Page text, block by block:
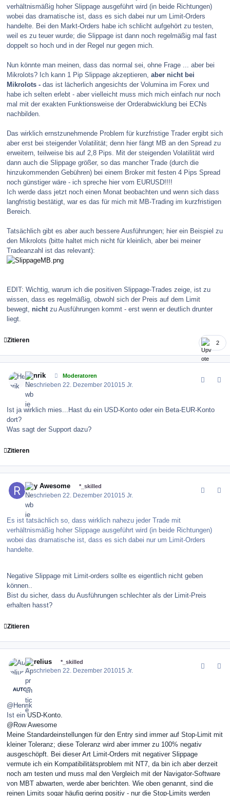
verhältnismäßig hoher Slippage ausgeführt wird (in beide Richtungen)
wobei das dramatische ist, dass es sich dabei nur um Limit-Orders
handelte. Bei den Markt-Orders habe ich schlicht aufgehört zu testen,
weil es zu teuer wurde; die Slippage ist dann noch regelmäßig mal fast
doppelt so hoch und in der Regel nur gegen mich.
Nun könnte man meinen, dass das normal sei, ohne Frage ... aber bei
Mikrolots? Ich kann 1 Pip Slippage akzeptieren, aber nicht bei
Mikrolots - das ist lächerlich angesichts der Volumina im Forex und
habe ich selten erlebt - aber vielleicht muss mich mich einfach nur noch
mal mit der exakten Funktionsweise der Orderabwicklung bei ECNs
nachbilden.
Das wirklich ernstzunehmende Problem für kurzfristige Trader ergibt sich
aber erst bei steigender Volatilität; denn hier fängt MB an den Spread zu
erweitern, teilweise bis auf 2,8 Pips. Mit der steigenden Volatilität wird
dann auch die Slippage größer, so das mancher Trade (durch die
hinzukommenden Gebühren) bei einem Broker mit festen 4 Pips Spread
noch günstiger wäre - ich spreche hier vom EURUSD!!!!
Ich werde dass jetzt noch einen Monat beobachten und wenn sich dass
langfristig bestätigt, war es das für mich mit MB-Trading im kurzfristigen
Bereich.
Tatsächlich gibt es aber auch bessere Ausführungen; hier ein Beispiel zu
den Mikrolots (bitte haltet mich nicht für kleinlich, aber bei meiner
Tradeanzahl ist das relevant):
EDIT: Wichtig, warum ich die positiven Slippage-Trades zeige, ist zu
wissen, dass es regelmäßig, obwohl sich der Preis auf dem Limit
bewegt, nichtzu Ausführungen kommt - erst wenn er deutlich drunter
liegt.
Zitieren 2
Henrik Moderatoren
Geschrieben22. Dezember 201015 Jr.
Ist ja wirklich mies...Hast du ein USD-Konto oder ein Beta-EUR-Konto
dort?
Was sagt der Support dazu?
Zitieren
Roy Awesome *_skilled
Geschrieben22. Dezember 201015 Jr.
Es ist tatsächlich so, dass wirklich nahezu jeder Trade mit
verhältnismäßig hoher Slippage ausgeführt wird (in beide Richtungen)
wobei das dramatische ist, dass es sich dabei nur um Limit-Orders
handelte.
Negative Slippage mit Limit-orders sollte es eigentlich nicht geben
können..
Bist du sicher, dass du Ausführungen schlechter als der Limit-Preis
erhalten hasst?
Zitieren
Aurelius *_skilled
Geschrieben22. Dezember 201015 Jr.
AUTOR
@Henrik
Ist ein USD-Konto.
@Row Awesome
Meine Standardeinstellungen für den Entry sind immer auf Stop-Limit mit
kleiner Toleranz; diese Toleranz wird aber immer zu 100% negativ
ausgeschöpft. Bei dieser Art Limit-Orders mit negativer Slippage
vermute ich ein Kompatibilitätsproblem mit NT7, da bin ich aber derzeit
noch am testen und muss mal den Vergleich mit der Navigator-Software
von MBT abwarten, werde aber berichten. Wie oben genannt, sind die
reinen Limits sogar häufig gering positiv - nur die Stop-Limits werden